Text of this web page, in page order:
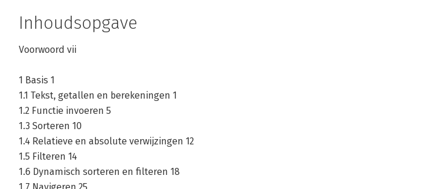
Inhoudsopgave
Voorwoord vii
1 Basis 1
1.1 Tekst, getallen en berekeningen 1
1.2 Functie invoeren 5
1.3 Sorteren 10
1.4 Relatieve en absolute verwijzingen 12
1.5 Filteren 14
1.6 Dynamisch sorteren en filteren 18